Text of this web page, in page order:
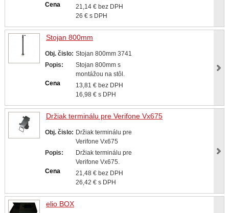
Cena
21,14 € bez DPH
26 € s DPH
Stojan 800mm
Obj. čislo: Stojan 800mm 3741
Popis:
Stojan 800mm s
montážou na stôl.
Cena
13,81 € bez DPH
16,98 € s DPH
Držiak terminálu pre Verifone Vx675
Obj. čislo: Držiak terminálu pre
Verifone Vx675
Popis:
Držiak terminálu pre
Verifone Vx675.
Cena
21,48 € bez DPH
26,42 € s DPH
elio BOX